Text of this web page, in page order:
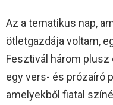
Az a tematikus nap,
ötletgazdája voltam,
Fesztivál három plusz
egy vers- és prózaíró
amelyekből fiatal